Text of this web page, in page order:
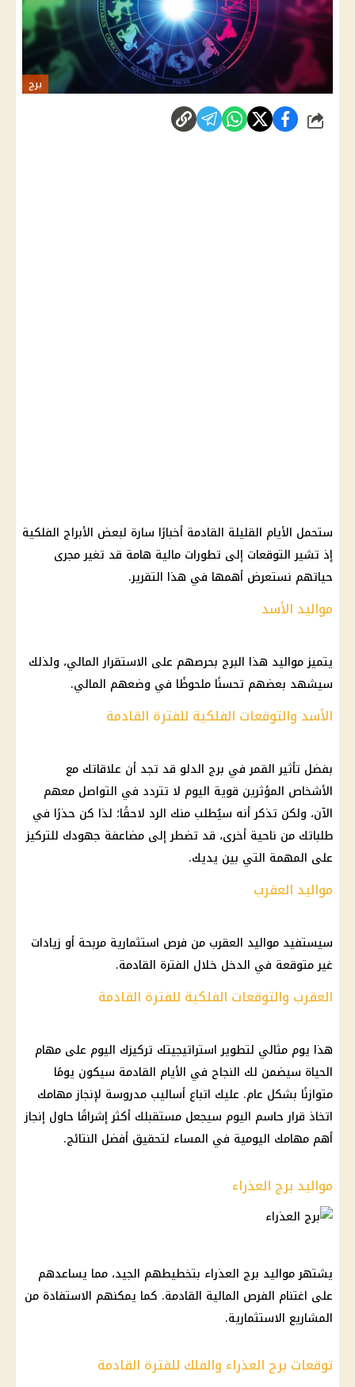
برج
شارك
ستحمل الأيام القليلة القادمة أخبارًا سارة لبعض الأبراج الفلكية
إذ تشير التوقعات إلى تطورات مالية هامة قد تغير مجرى
حياتهم نستعرض أهمها في هذا التقرير.
مواليد الأسد
يتميز مواليد هذا البرج بحرصهم على الاستقرار المالي، ولذلك
سيشهد بعضهم تحسنًا ملحوظًا في وضعهم المالي.
الأسد والتوقعات الفلكية للفترة القادمة
بفضل تأثير القمر في برج الدلو قد تجد أن علاقاتك مع
الأشخاص المؤثرين قوية اليوم لا تتردد في التواصل معهم
الآن، ولكن تذكر أنه سيُطلب منك الرد لاحقًا؛ لذا كن حذرًا في
طلباتك من ناحية أخرى، قد تضطر إلى مضاعفة جهودك للتركيز
على المهمة التي بين يديك.
مواليد العقرب
سيستفيد مواليد العقرب من فرص استثمارية مربحة أو زيادات
غير متوقعة في الدخل خلال الفترة القادمة.
العقرب والتوقعات الفلكية للفترة القادمة
هذا يوم مثالي لتطوير استراتيجيتك تركيزك اليوم على مهام
الحياة سيضمن لك النجاح في الأيام القادمة سيكون يومًا
متوازنًا بشكل عام. عليك اتباع أساليب مدروسة لإنجاز مهامك
اتخاذ قرار حاسم اليوم سيجعل مستقبلك أكثر إشراقًا حاول إنجاز
أهم مهامك اليومية في المساء لتحقيق أفضل النتائج.
مواليد برج العذراء
يشتهر مواليد برج العذراء بتخطيطهم الجيد، مما يساعدهم
على اغتنام الفرص المالية القادمة. كما يمكنهم الاستفادة من
المشاريع الاستثمارية.
توقعات برج العذراء والفلك للفترة القادمة